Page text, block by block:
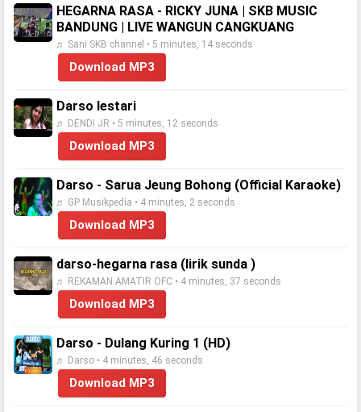
HEGARNA RASA - RICKY JUNA | SKB MUSIC
BANDUNG | LIVE WANGUN CANGKUANG
♬ Sani SKB channel • 5 minutes, 14 seconds
Download MP3
Darso lestari
♬ DENDI JR • 5 minutes, 12 seconds
Download MP3
Darso - Sarua Jeung Bohong (Official Karaoke)
♬ GP Musikpedia • 4 minutes, 2 seconds
Download MP3
darso-hegarna rasa (lirik sunda )
♬ REKAMAN AMATIR OFC • 4 minutes, 37 seconds
Download MP3
Darso - Dulang Kuring 1 (HD)
♬ Darso • 4 minutes, 46 seconds
Download MP3